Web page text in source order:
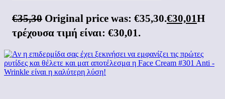
€35,30 Original price was: €35,30.€30,01Η
τρέχουσα τιμή είναι: €30,01.